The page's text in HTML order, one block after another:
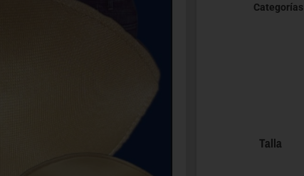
Categorías
Talla